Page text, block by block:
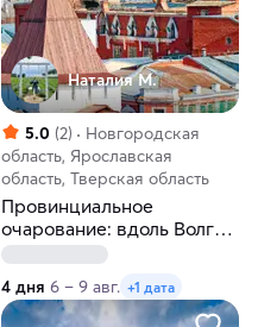
Наталия М.
5.0 (2)
Новгородская
область, Ярославская
область, Тверская область
Провинциальное
очарование: вдоль Волги
и Мсты к Ростовскому
Петербурга
4 дня 6 – 9 авг. +1 дата